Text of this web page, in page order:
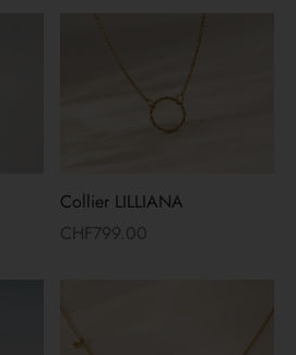
Collier LILLIANA
CHF799.00